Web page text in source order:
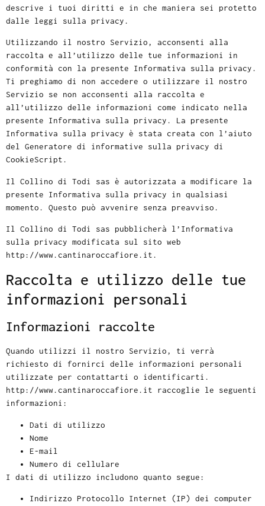
descrive i tuoi diritti e in che maniera sei protetto
dalle leggi sulla privacy.
Utilizzando il nostro Servizio, acconsenti alla
raccolta e all’utilizzo delle tue informazioni in
conformità con la presente Informativa sulla privacy.
Ti preghiamo di non accedere o utilizzare il nostro
Servizio se non acconsenti alla raccolta e
all’utilizzo delle informazioni come indicato nella
presente Informativa sulla privacy. La presente
Informativa sulla privacy è stata creata con l’aiuto
del Generatore di informative sulla privacy di
CookieScript .
Il Collino di Todi sas è autorizzata a modificare la
presente Informativa sulla privacy in qualsiasi
momento. Questo può avvenire senza preavviso.
Il Collino di Todi sas pubblicherà l’Informativa
sulla privacy modificata sul sito web
http://www.cantinaroccafiore.it.
Raccolta e utilizzo delle tue
informazioni personali
Informazioni raccolte
Quando utilizzi il nostro Servizio, ti verrà
richiesto di fornirci delle informazioni personali
utilizzate per contattarti o identificarti.
http://www.cantinaroccafiore.it raccoglie le seguenti
informazioni:
Dati di utilizzo
Nome
E-mail
Numero di cellulare
I dati di utilizzo includono quanto segue:
Indirizzo Protocollo Internet (IP) dei computer